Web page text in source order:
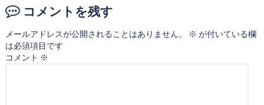
コメントを残す
メールアドレスが公開されることはありません。 ※ が付いている欄
は必須項目です
コメント ※